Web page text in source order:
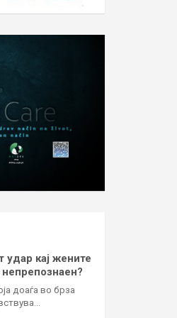
кај жените
доаѓа во брза